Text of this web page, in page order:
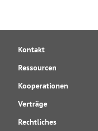
Kontakt
Ressourcen
Kooperationen
Verträge
Rechtliches